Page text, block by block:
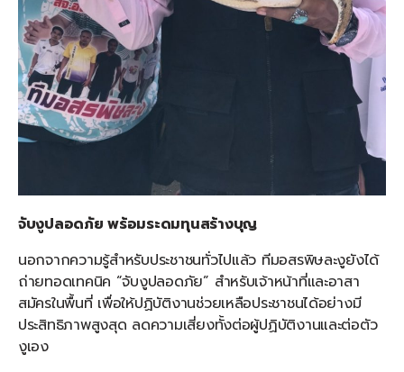
จับงูปลอดภัย พร้อมระดมทุนสร้างบุญ
นอกจากความรู้สำหรับประชาชนทั่วไปแล้ว ทีมอสรพิษละงูยังได้
ถ่ายทอดเทคนิค “จับงูปลอดภัย” สำหรับเจ้าหน้าที่และอาสา
สมัครในพื้นที่ เพื่อให้ปฏิบัติงานช่วยเหลือประชาชนได้อย่างมี
ประสิทธิภาพสูงสุด ลดความเสี่ยงทั้งต่อผู้ปฏิบัติงานและต่อตัว
งูเอง